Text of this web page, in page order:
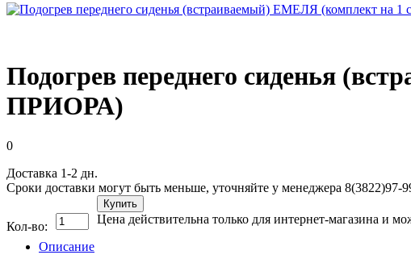
Подогрев переднего сиденья
ПРИОРА)
0
Доставка 1-2 дн.
Сроки доставки могут быть меньше, уточняйте у менеджера 8(3822)97-
Кол-во:
Купить
Цена действительна только для интернет-магазина и
Описание